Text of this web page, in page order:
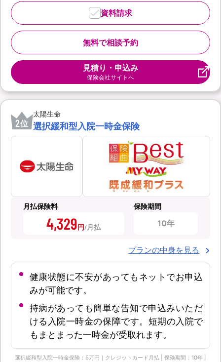
無料で相談予約
資料請求
見積り・申込み
保険会社サイトへ
2位
太陽生命
選択緩和型入院一時金保険
月払保険料
4,329円
保険期間
10年
プランの中身を見る
健康状態に不安があってもネットでお申込
みが可能です。
持病があっても簡単な告知で申込みいただ
ける入院一時金の保障です。短期の入院で
もまとまった一時金が受取れます。
選択緩和型入院一時金保険：5万円｜クレジットカード月払 | 保険期間：10年 |